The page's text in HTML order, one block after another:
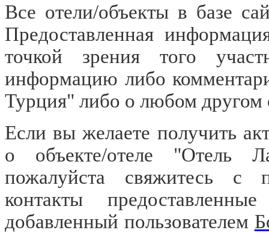
Все отели/объекты в базе
Предоставленная
точкой зрения того
информацию либо
Турция" либо о любом другом
Если вы желаете получить
о объекте/отеле "Отель
пожалуйста свяжитесь с
контакты
добавленный пользователем